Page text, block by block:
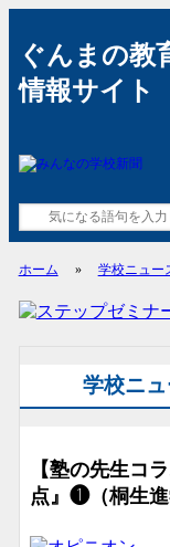
ぐんまの
情報サイト
ホーム » 学校ニュー
学校ニ
【塾の先生コ
点』❶（桐生進